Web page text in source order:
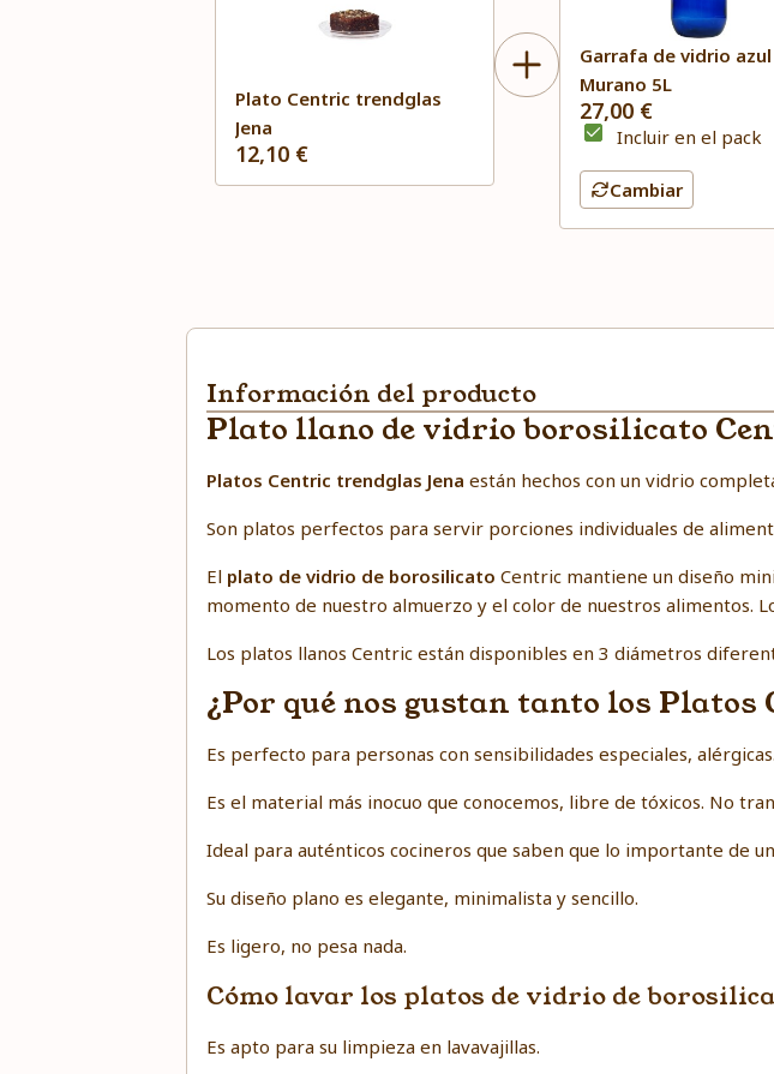
Plato Centric trendglas
Jena
12,10 €
Garrafa de vidrio
Murano 5L
27,00 €
Incluir en el pack
Cambiar
Información del producto
Plato llano de vidrio borosilicato
Platos Centric trendglas Jena están hechos con un vidrio
Son platos perfectos para servir porciones individuales de
El plato de vidrio de borosilicato Centric mantiene un diseño
momento de nuestro almuerzo y el color de nuestros alimentos.
Los platos llanos Centric están disponibles en 3 diámetros
¿Por qué nos gustan tanto los
Es perfecto para personas con sensibilidades especiales, alérgicas.
Es el material más inocuo que conocemos, libre de tóxicos. No
Ideal para auténticos cocineros que saben que lo importante de
Su diseño plano es elegante, minimalista y sencillo.
Es ligero, no pesa nada.
Cómo lavar los platos de vidrio de
Es apto para su limpieza en lavavajillas.